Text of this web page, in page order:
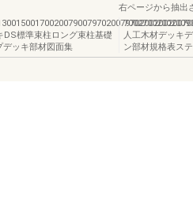
DS標準束柱ロング束柱基礎
デッキ部材図面集
右ページから抽出
人工木材デッキ
ン部材規格表ス